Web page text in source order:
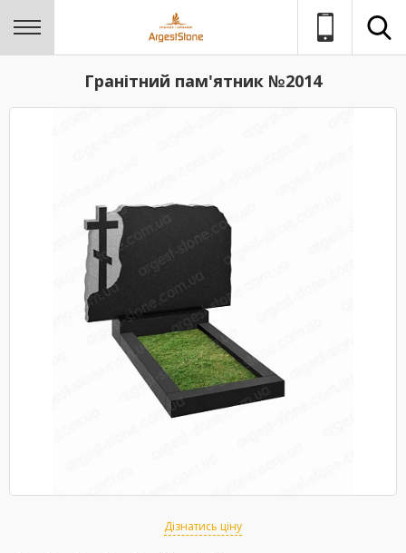
Гранітний пам'ятник №2014
Дізнатись ціну